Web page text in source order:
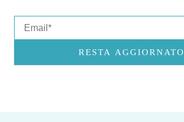
RESTA AGGIORNATO